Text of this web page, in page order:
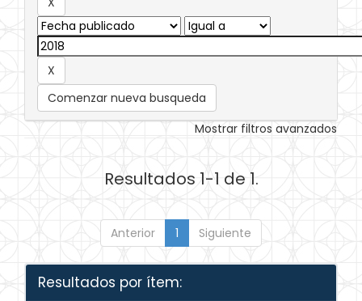
Comenzar nueva busqueda
Mostrar filtros avanzados
Resultados 1-1 de 1.
Anterior 1 Siguiente
Resultados por ítem: